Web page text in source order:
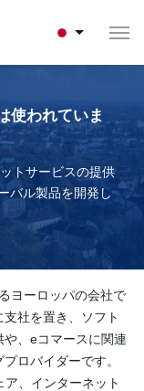
使われていま
トサービスの提供
バル製品を開発し
ヨーロッパの会社で
社を置き、ソフト
、eコマースに関連
ロバイダーです。
、インターネット